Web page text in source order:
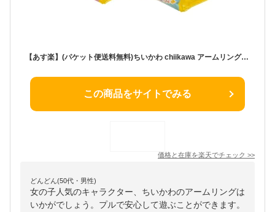
【あす楽】(パケット便送料無料)ちいかわ chiikawa アームリング 浮き輪/ビーチフロート めざましテレビ 正規品 こども海浜用品 195266
この商品をサイトでみる
価格と在庫を楽天でチェック >>
どんどん(50代・男性)
女の子人気のキャラクター、ちいかわのアームリングは
いかがでしょう。プルで安心して遊ぶことができます。